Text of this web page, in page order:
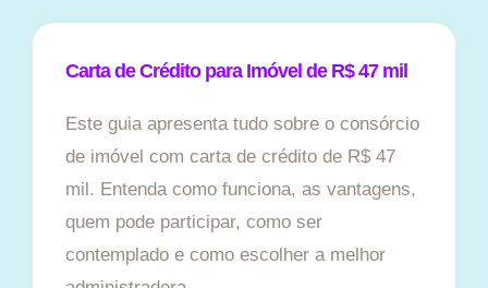
Carta de Crédito para Imóvel de R$ 47 mil
Este guia apresenta tudo sobre o consórcio
de imóvel com carta de crédito de R$ 47
mil. Entenda como funciona, as vantagens,
quem pode participar, como ser
contemplado e como escolher a melhor